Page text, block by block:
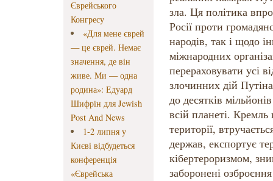
Єврейського
Конгресу
«Для мене єврей
— це єврей. Немає
значення, де він
живе. Ми — одна
родина»: Едуард
Шифрін для Jewish
Post And News
1-2 липня у
Києві відбудеться
конференція
«Єврейська
зла. Ця політика
Росії проти
народів, так і щодо
міжнародних
перераховувати усі
злочинних дій
до десятків
всій планеті.
території,
держав, експортує
кібертероризмом,
заборонені